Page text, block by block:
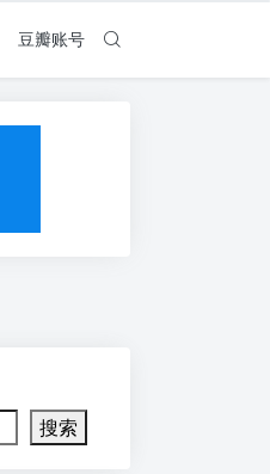
豆瓣账号
搜索